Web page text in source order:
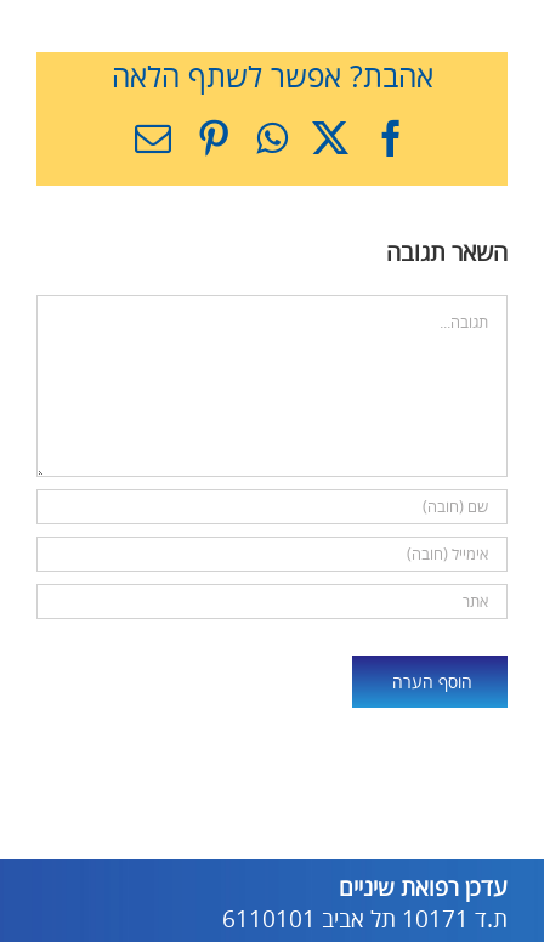
אהבת? אפשר לשתף הלאה
Facebook
X
WhatsApp
Pinterest
כתובת
השאר תגובה
הערה
עדכן רפואת שיניים
ת.ד 10171 תל אביב 6110101